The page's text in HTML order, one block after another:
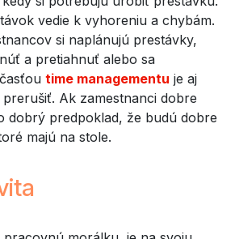
vedie k vyhoreniu a chybám.
si naplánujú prestávky,
a pretiahnuť alebo sa
time managementu je aj
Ak zamestnanci dobre
dobrý predpoklad, že budú dobre
majú na stole.